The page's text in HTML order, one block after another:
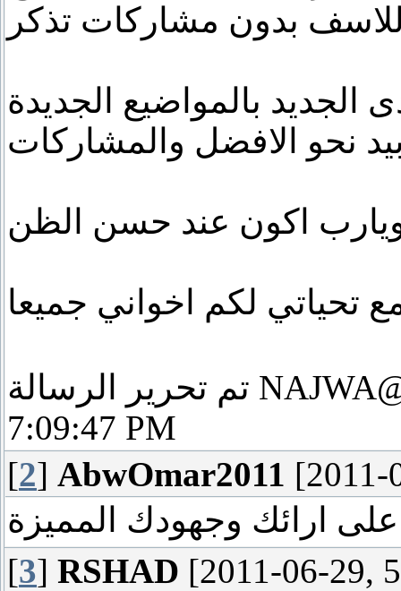
الجديد بالمواضيع الجديدة
نحو الافضل والمشاركات
ويارب اكون عند حسن الظن
7:09:47 PM
[2] AbwOmar2011 [2011-
[3] RSHAD [2011-06-29,